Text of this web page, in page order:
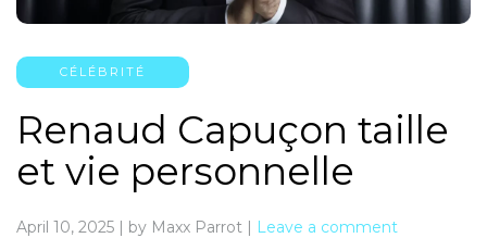
CÉLÉBRITÉ
Renaud Capuçon taille
et vie personnelle
April 10, 2025 | by Maxx Parrot | Leave a comment